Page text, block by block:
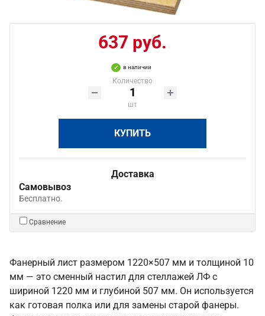
637 руб.
в наличии
Количество
шт
КУПИТЬ
Доставка
Самовывоз
Бесплатно.
Сравнение
Фанерный лист размером 1220×507 мм и толщиной 10
мм — это сменный настил для стеллажей ЛФ с
шириной 1220 мм и глубиной 507 мм. Он используется
как готовая полка или для замены старой фанеры.